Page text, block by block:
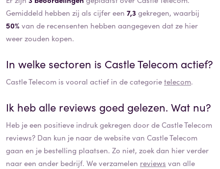
Gemiddeld hebben zij als cijfer een 7,3gekregen, waarbij
50% van de recensenten hebben aangegeven dat ze hier
weer zouden kopen.
In welke sectoren is Castle Telecom actief?
Castle Telecom is vooral actief in de categorietelecom.
Ik heb alle reviews goed gelezen. Wat nu?
Heb je een positieve indruk gekregen door deCastle Telecom
reviews? Dan kun je naar de website van Castle Telecom
gaan en je bestelling plaatsen. Zo niet, zoek dan hier verder
naar een ander bedrijf. We verzamelen reviews van alle